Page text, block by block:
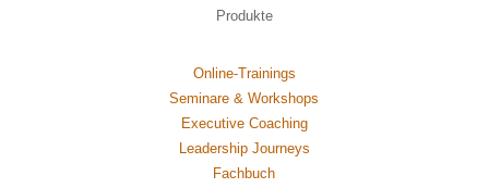
Produkte
Online-Trainings
Seminare & Workshops
Executive Coaching
Leadership Journeys
Fachbuch